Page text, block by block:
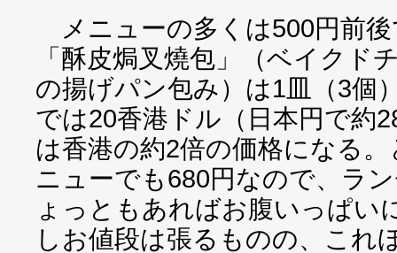
メニューの多くは500円前
「酥皮焗叉燒包」（ベイクド
の揚げパン包み）は1皿（3個
では20香港ドル（日本円で約
は香港の約2倍の価格になる
ニューでも680円なので、ラ
ょっともあればお腹いっぱい
しお値段は張るものの、これ